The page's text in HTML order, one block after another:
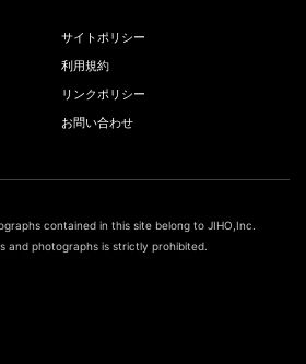
サイトポリシー
利用規約
リンクポリシー
お問い合わせ
contained in this site belong to JIHO,Inc.
and photographs is strictly prohibited.